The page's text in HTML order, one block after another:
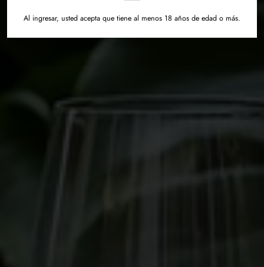
Al ingresar, usted acepta que tiene al menos 18 años de edad o más.